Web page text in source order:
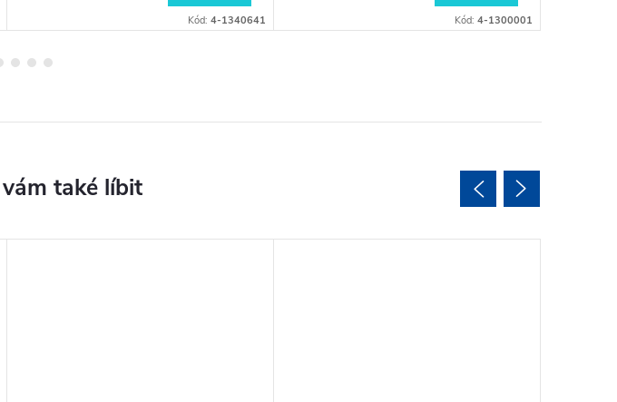
Kód: 4-1340641 Kód: 4-1300001